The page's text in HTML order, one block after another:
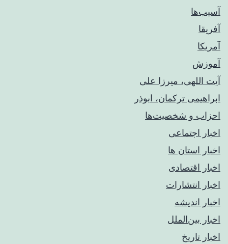
آسیب‌ها
آفریقا
آمریکا
آموزش
آیت اللهی، میرزا علی
ابراهیمی ترکمان، ابوذر
احزاب و شخصیت‌ها
اخبار اجتماعی
اخبار استان ها
اخبار اقتصادی
اخبار انتشارات
اخبار اندیشه
اخبار بین‌الملل
اخبار تاریخ